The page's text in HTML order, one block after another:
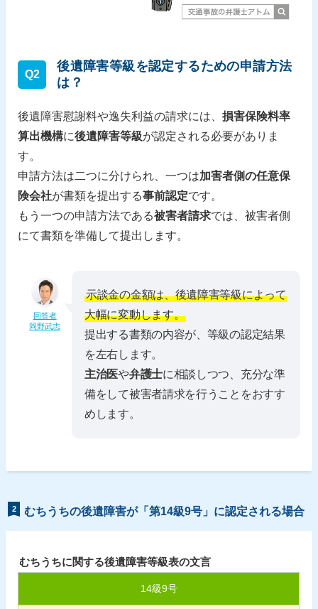
Q2
後遺障害等級を認定するための申請方法
は？
後遺障害慰謝料や逸失利益の請求には、損害保険料率
算出機構に後遺障害等級が認定される必要がありま
す。
申請方法は二つに分けられ、一つは加害者側の任意保
険会社が書類を提出する事前認定です。
もう一つの申請方法である被害者請求では、被害者側
にて書類を準備して提出します。
回答者
岡野武志
示談金の金額は、後遺障害等級によって
大幅に変動します。
提出する書類の内容が、等級の認定結果
を左右します。
主治医や弁護士に相談しつつ、充分な準
備をして被害者請求を行うことをおすす
めします。
2 むちうちの後遺障害が「第14級9号」に認定される場合
むちうちに関する後遺障害等級表の文言
14級9号